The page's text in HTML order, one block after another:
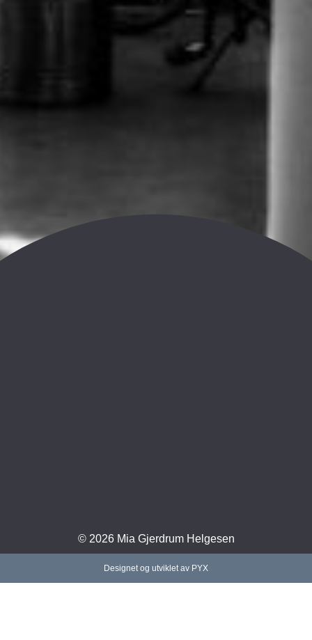
© 2026 Mia Gjerdrum Helgesen
Designet og utviklet av PYX